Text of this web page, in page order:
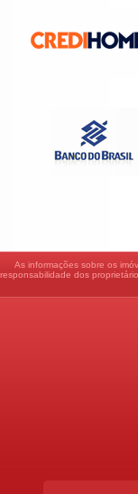
As informações sobre os
responsabilidade dos